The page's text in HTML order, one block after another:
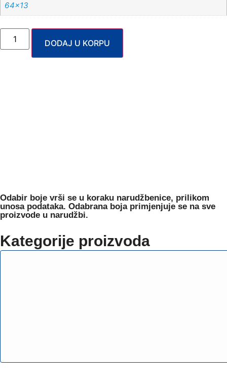
64×13
DODAJ U KORPU
Odabir boje vrši se u koraku narudžbenice, prilikom
unosa podataka. Odabrana boja primjenjuje se na sve
proizvode u narudžbi.
Kategorije proizvoda